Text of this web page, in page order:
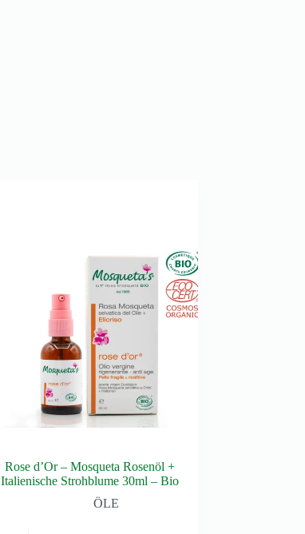
Rose d’Or – Mosqueta Rosenöl +
Italienische Strohblume 30ml – Bio
ÖLE